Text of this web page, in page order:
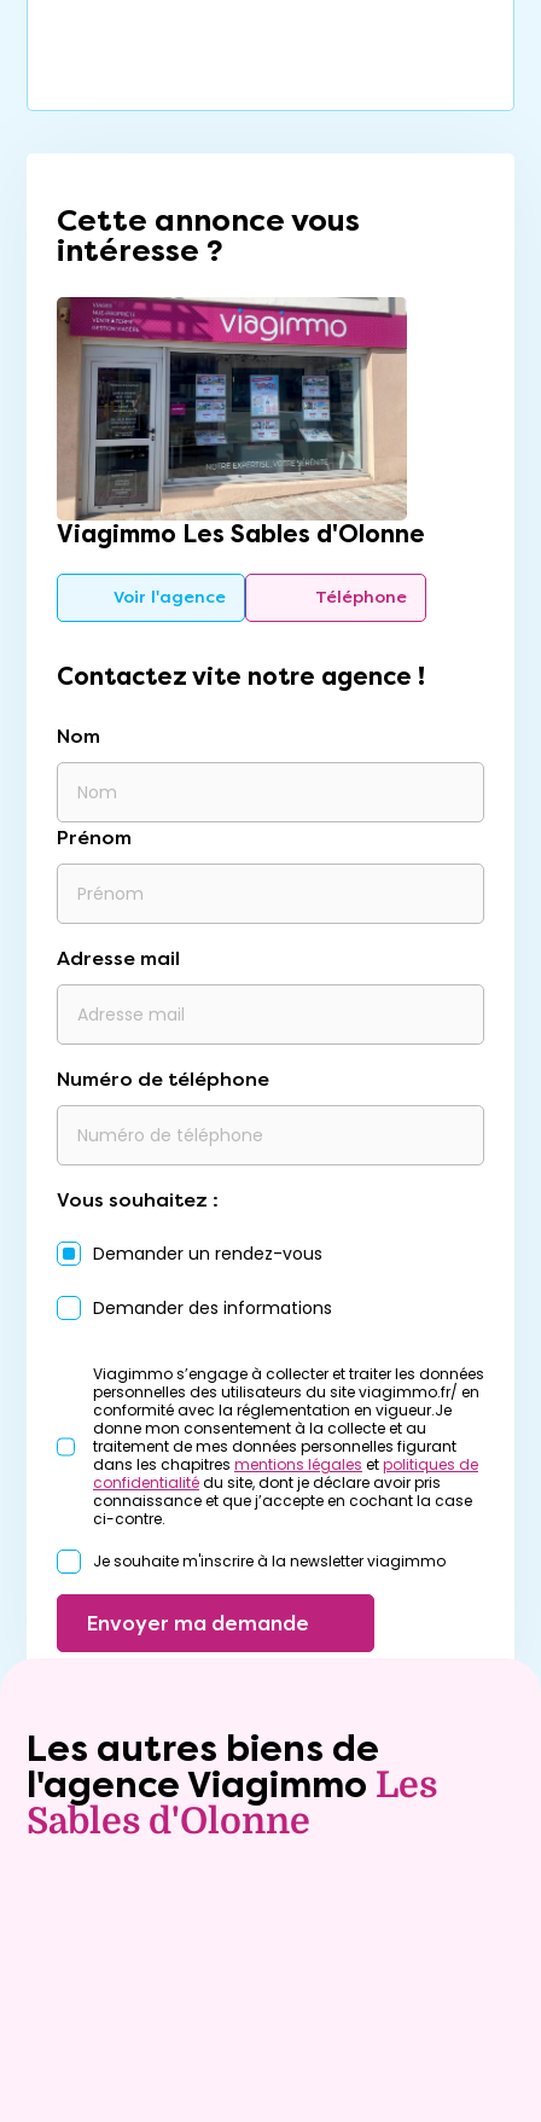
Cette annonce vous
intéresse ?
Viagimmo Les Sables d'Olonne
Voir l'agence Téléphone
Contactez vite notre agence !
Nom
Prénom
Adresse mail
Numéro de téléphone
Vous souhaitez :
Demander un rendez-vous
Demander des informations
Viagimmo s’engage à collecter et traiter les données
personnelles des utilisateurs du site viagimmo.fr/ en
conformité avec la réglementation en vigueur.Je
donne mon consentement à la collecte et au
traitement de mes données personnelles figurant
dans les chapitres mentions légales etpolitiques de
confidentialitédu site, dont je déclare avoir pris
connaissance et que j’accepte en cochant la case
ci-contre.
Je souhaite m'inscrire à la newsletter viagimmo
Envoyer ma demande
Les autres biens de
l'agence Viagimmo Les
Sables d'Olonne